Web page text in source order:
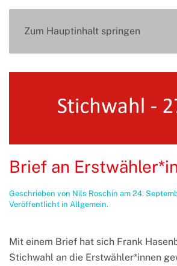
Zum Hauptinhalt springen
Brief an
Geschrieben von Nils Roschin am 24.
Veröffentlicht in Allgemein.
Mit einem Brief hat sich Frank
Stichwahl an die Erstwähler*innen